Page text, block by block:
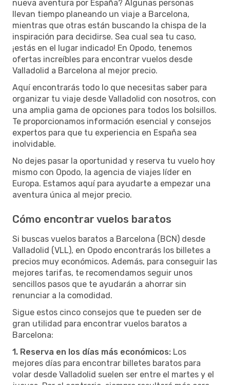
nueva aventura por España? Algunas personas
llevan tiempo planeando un viaje a Barcelona,
mientras que otras están buscando la chispa de la
inspiración para decidirse. Sea cual sea tu caso,
¡estás en el lugar indicado! En Opodo, tenemos
ofertas increíbles para encontrar vuelos desde
Valladolid a Barcelona al mejor precio.
Aquí encontrarás todo lo que necesitas saber para
organizar tu viaje desde Valladolid con nosotros, con
una amplia gama de opciones para todos los bolsillos.
Te proporcionamos información esencial y consejos
expertos para que tu experiencia en España sea
inolvidable.
No dejes pasar la oportunidad y reserva tu vuelo hoy
mismo con Opodo, la agencia de viajes líder en
Europa. Estamos aquí para ayudarte a empezar una
aventura única al mejor precio.
Cómo encontrar vuelos baratos
Si buscas vuelos baratos a Barcelona (BCN) desde
Valladolid (VLL), en Opodo encontrarás los billetes a
precios muy económicos. Además, para conseguir las
mejores tarifas, te recomendamos seguir unos
sencillos pasos que te ayudarán a ahorrar sin
renunciar a la comodidad.
Sigue estos cinco consejos que te pueden ser de
gran utilidad para encontrar vuelos baratos a
Barcelona:
1. Reserva en los días más económicos: Los
mejores días para encontrar billetes baratos para
volar desde Valladolid suelen ser entre el martes y el